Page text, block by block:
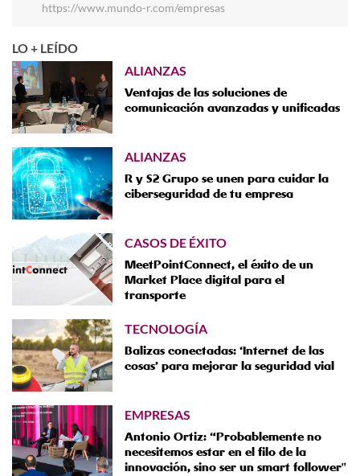
https://www.mundo-r.com/empresas
LO + LEÍDO
ALIANZAS
Ventajas de las soluciones de
comunicación avanzadas y unificadas
ALIANZAS
R y S2 Grupo se unen para cuidar la
ciberseguridad de tu empresa
CASOS DE ÉXITO
MeetPointConnect, el éxito de un
Market Place digital para el
transporte
TECNOLOGÍA
Balizas conectadas: ‘Internet de las
cosas’ para mejorar la seguridad vial
EMPRESAS
Antonio Ortiz: “Probablemente no
necesitemos estar en el filo de la
innovación, sino ser un smart follower"